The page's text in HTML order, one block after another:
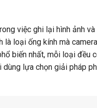
việc ghi lại hình ảnh
loại ống kính mà
biến nhất, mỗi loại đều
lựa chọn giải pháp